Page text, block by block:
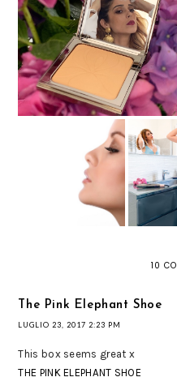
BLUR EXPERT DI SISLEY PARIS:
MAQUILLAGE AD ALTA
DEFINIZIONE
TIPS ON
RECOVERING FROM
RHINOPLASTY
CURL &
10
The Pink Elephant Shoe
LUGLIO 23, 2017 2:23 PM
This box seems great x
THE PINK ELEPHANT SHOE